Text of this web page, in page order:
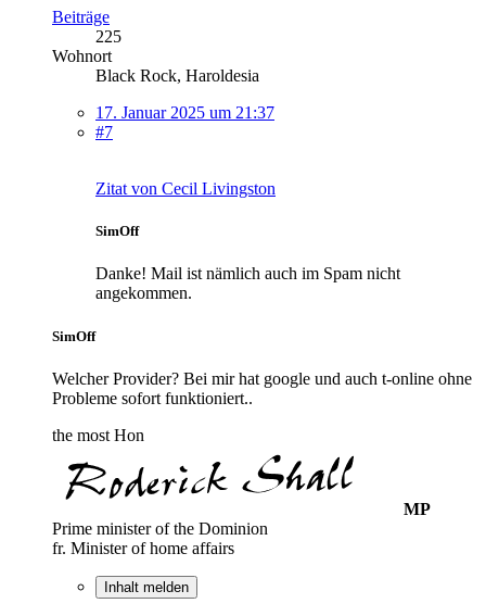
Beiträge
225
Wohnort
Black Rock, Haroldesia
17. Januar 2025 um 21:37
#7
Zitat von Cecil Livingston
SimOff
Danke! Mail ist nämlich auch im Spam nicht
angekommen.
SimOff
Welcher Provider? Bei mir hat google und auch t-online ohne
Probleme sofort funktioniert..
the most Hon
MP
Prime minister of the Dominion
fr. Minister of home affairs
Inhalt melden